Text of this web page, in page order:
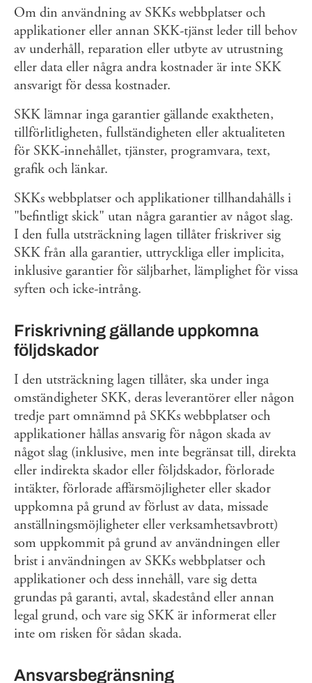
Om din användning av SKKs webbplatser och
applikationer eller annan SKK-tjänst leder till behov
av underhåll, reparation eller utbyte av utrustning
eller data eller några andra kostnader är inte SKK
ansvarigt för dessa kostnader.
SKK lämnar inga garantier gällande exaktheten,
tillförlitligheten, fullständigheten eller aktualiteten
för SKK-innehållet, tjänster, programvara, text,
grafik och länkar.
SKKs webbplatser och applikationer tillhandahålls i
"befintligt skick" utan några garantier av något slag.
I den fulla utsträckning lagen tillåter friskriver sig
SKK från alla garantier, uttryckliga eller implicita,
inklusive garantier för säljbarhet, lämplighet för vissa
syften och icke-intrång.
Friskrivning gällande uppkomna
följdskador
I den utsträckning lagen tillåter, ska under inga
omständigheter SKK, deras leverantörer eller någon
tredje part omnämnd på SKKs webbplatser och
applikationer hållas ansvarig för någon skada av
något slag (inklusive, men inte begränsat till, direkta
eller indirekta skador eller följdskador, förlorade
intäkter, förlorade affärsmöjligheter eller skador
uppkomna på grund av förlust av data, missade
anställningsmöjligheter eller verksamhetsavbrott)
som uppkommit på grund av användningen eller
brist i användningen av SKKs webbplatser och
applikationer och dess innehåll, vare sig detta
grundas på garanti, avtal, skadestånd eller annan
legal grund, och vare sig SKK är informerat eller
inte om risken för sådan skada.
Ansvarsbegränsning